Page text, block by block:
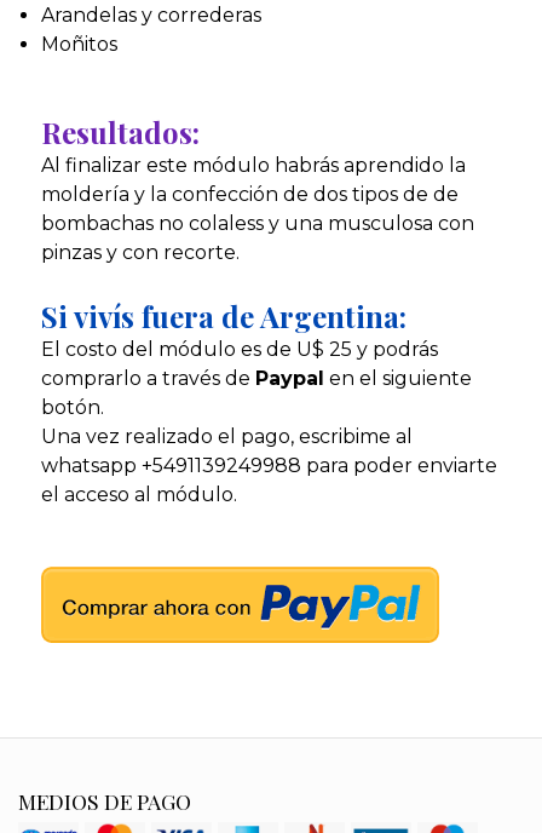
Arandelas y correderas
Moñitos
Resultados:
Al finalizar este módulo habrás aprendido la
moldería y la confección de dos tipos de de
bombachas no colaless y una musculosa con
pinzas y con recorte.
Si vivís fuera de Argentina:
El costo del módulo es de U$ 25 y podrás
comprarlo a través de Paypal en el siguiente
botón.
Una vez realizado el pago, escribime al
whatsapp +5491139249988 para poder enviarte
el acceso al módulo.
MEDIOS DE PAGO